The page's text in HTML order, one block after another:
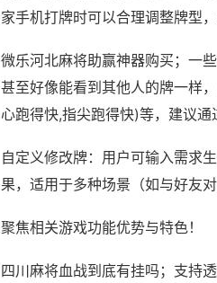
家手机打牌时可以合理调整牌型
微乐河北麻将助赢神器购买；一
甚至好像能看到其他人的牌一样
心跑得快,指尖跑得快)等，建议通
自定义修改牌：用户可输入需求
果，适用于多种场景（如与好友
聚焦相关游戏功能优势与特色！
四川麻将血战到底有挂吗；支持